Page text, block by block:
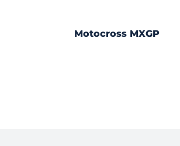
Motocross MXGP